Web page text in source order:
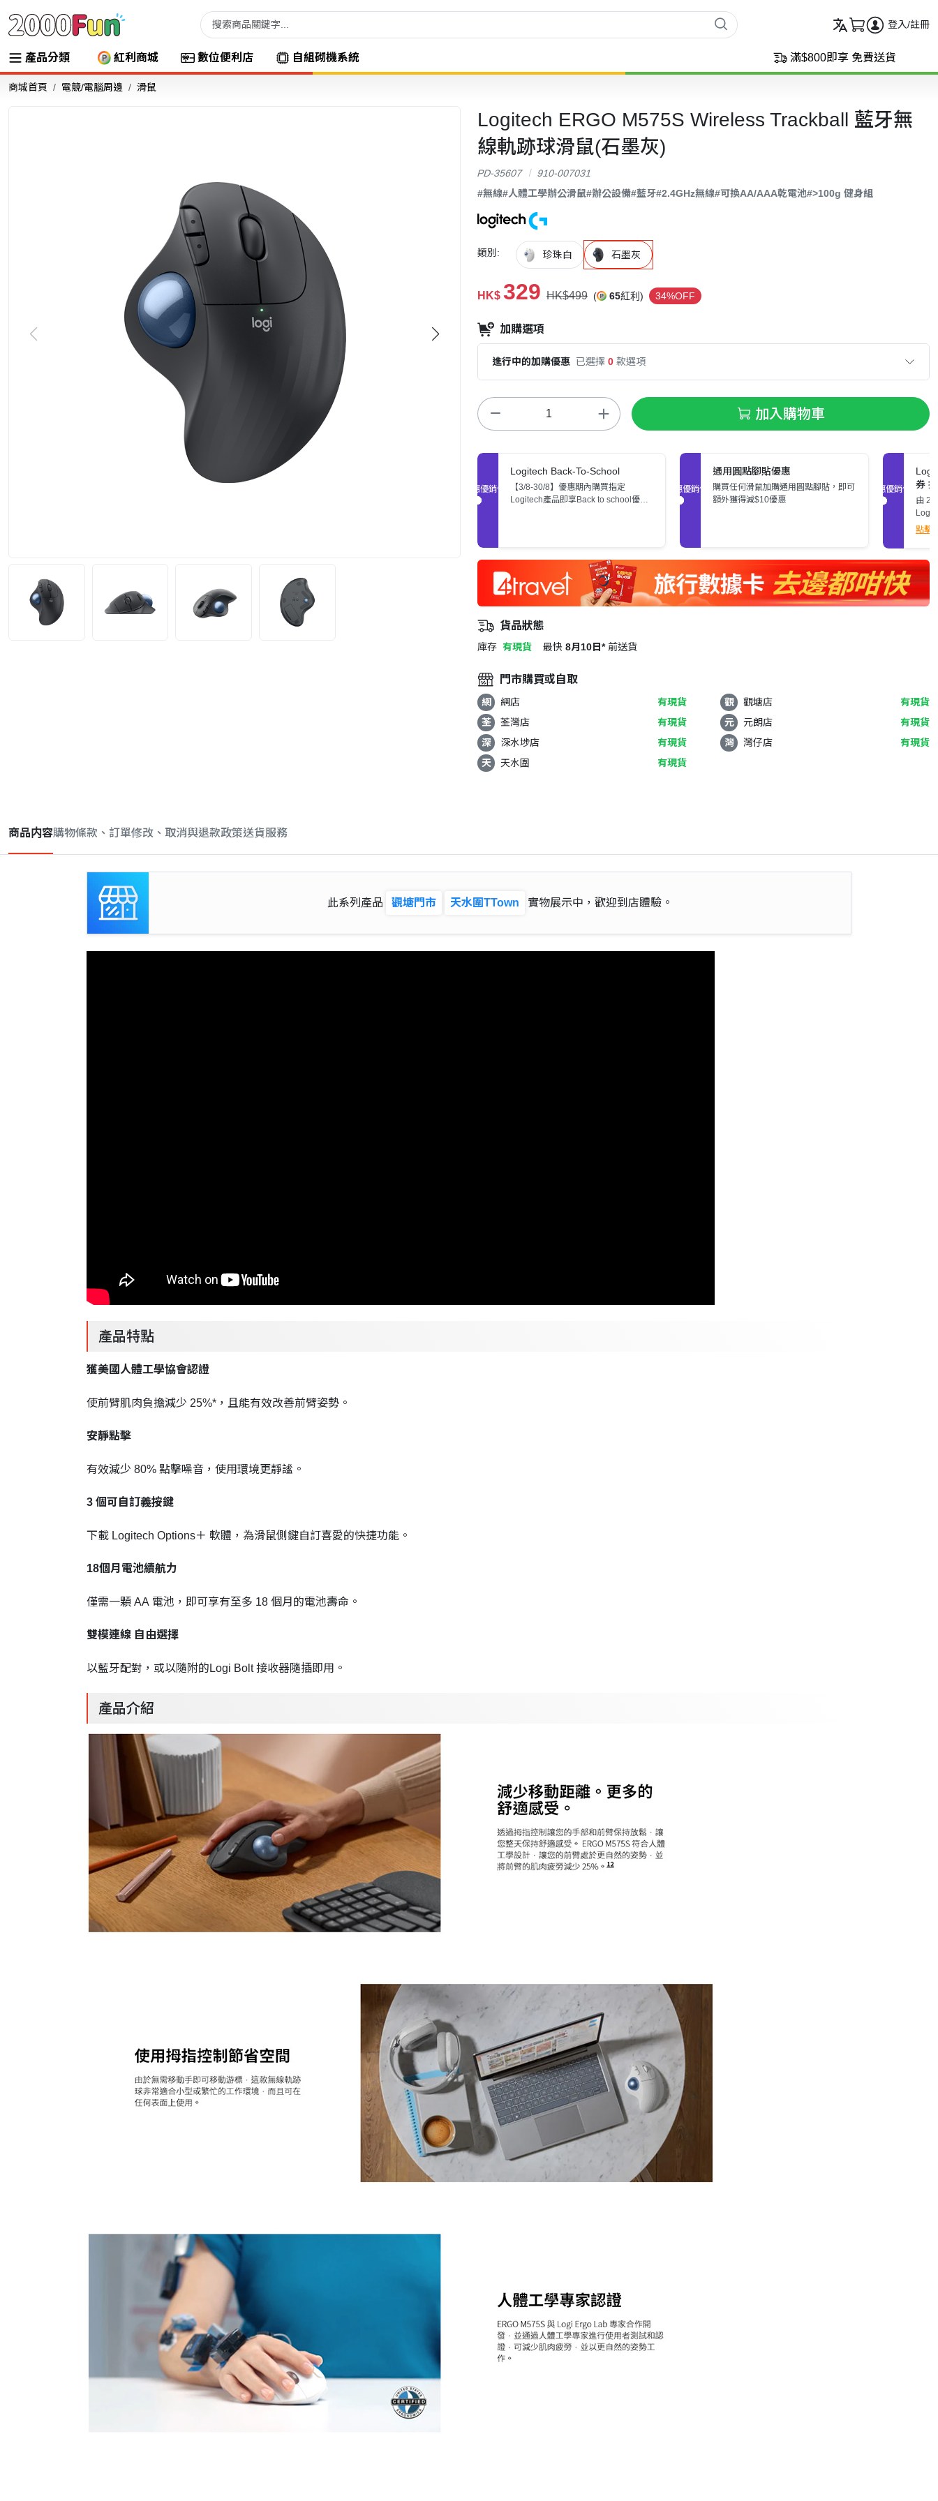
登入/註冊
產品分類 紅利商城 數位便利店 自組砌機系統 滿$800即享 免費送貨
商城首頁 電競/電腦周邊 滑鼠
Logitech ERGO M575S Wireless Trackball 藍牙無
線軌跡球滑鼠(石墨灰)
PD-35607
910-007031
#無線#人體工學辦公滑鼠#辦公設備#藍牙#2.4GHz無線#可換AA/AAA乾電池#>100g 健身組
類別: 珍珠白 石墨灰
HK$ 329 HK$499 ( 65紅利) 34%OFF
加購選項
進行中的加購優惠 已選擇 0 款選項
加入購物車
促銷優惠
Logitech Back-To-School
【3/8-30/8】優惠期內購買指定
Logitech產品即享Back to school優
促銷優惠
通用圓點腳貼優惠
購買任何滑鼠加購通用圓點腳貼，即可
額外獲得減$10優惠
促銷優惠
Logi
券
由
定特
張。
點擊
貨品狀態
庫存 有現貨 最快 8月10日* 前送貨
門市購買或自取
網 網店 有現貨 觀 觀塘店
有現貨
荃
荃灣店 有現貨 元 元朗店
有現貨
深
深水埗店 有現貨 灣 灣仔店
有現貨
天
天水圍 有現貨
商品内容購物條款、訂單修改、取消與退款政策送貨服務
此系列產品 觀塘門市 天水圍TTown 實物展示中，歡迎到店體驗。
產品特點
獲美國人體工學協會認證
使前臂肌肉負擔減少 25%*，且能有效改善前臂姿勢。
安靜點擊
有效減少 80% 點擊噪音，使用環境更靜謐。
3 個可自訂義按鍵
下載 Logitech Options＋ 軟體，為滑鼠側鍵自訂喜愛的快捷功能。
18個月電池續航力
僅需一顆 AA 電池，即可享有至多 18 個月的電池壽命。
雙模連線 自由選擇
以藍牙配對，或以隨附的Logi Bolt 接收器隨插即用。
產品介紹